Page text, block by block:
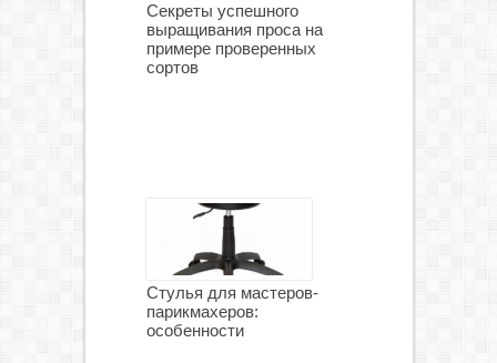
Секреты успешного
выращивания проса на
примере проверенных
сортов
Стулья для мастеров-
парикмахеров:
особенности